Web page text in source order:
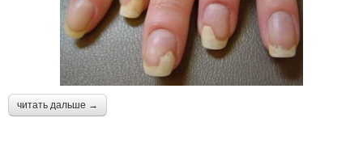
читать дальше →